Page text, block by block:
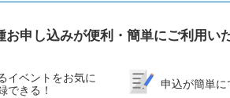
申し込みが便利・簡単にご利用い
イベントをお気に
できる！
申込が簡単に